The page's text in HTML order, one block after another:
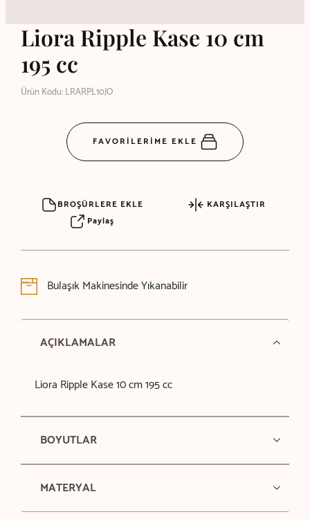
Liora Ripple Kase 10 cm
195 cc
Ürün Kodu: LRARPL10JO
FAVORİLERİME EKLE
BROŞÜRLERE EKLE
KARŞILAŞTIR
Paylaş
Bulaşık Makinesinde Yıkanabilir
AÇIKLAMALAR
Liora Ripple Kase 10 cm 195 cc
BOYUTLAR
MATERYAL